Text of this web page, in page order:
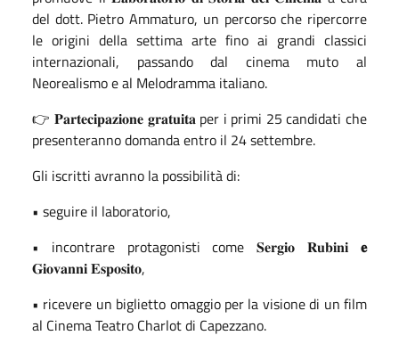
del dott. Pietro Ammaturo, un percorso che ripercorre
le origini della settima arte fino ai grandi classici
internazionali, passando dal cinema muto al
Neorealismo e al Melodramma italiano.
👉 𝐏𝐚𝐫𝐭𝐞𝐜𝐢𝐩𝐚𝐳𝐢𝐨𝐧𝐞 𝐠𝐫𝐚𝐭𝐮𝐢𝐭𝐚 per i primi 25 candidati che
presenteranno domanda entro il 24 settembre.
Gli iscritti avranno la possibilità di:
• seguire il laboratorio,
• incontrare protagonisti come 𝐒𝐞𝐫𝐠𝐢𝐨 𝐑𝐮𝐛𝐢𝐧𝐢 𝐞
𝐆𝐢𝐨𝐯𝐚𝐧𝐧𝐢 𝐄𝐬𝐩𝐨𝐬𝐢𝐭𝐨,
• ricevere un biglietto omaggio per la visione di un film
al Cinema Teatro Charlot di Capezzano.